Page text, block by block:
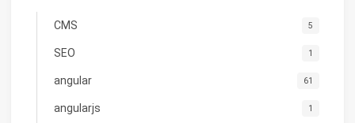
CMS 5
SEO 1
angular 61
angularjs 1